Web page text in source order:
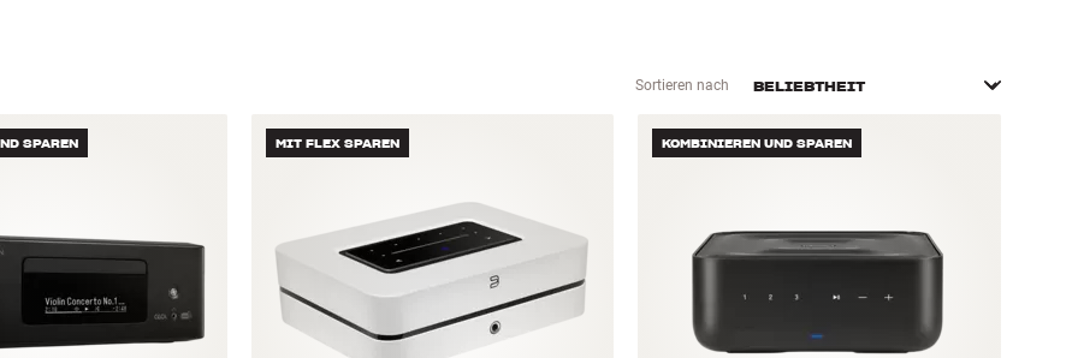
Sortieren nach
SPAREN MIT FLEX SPAREN KOMBINIEREN UND SPAREN